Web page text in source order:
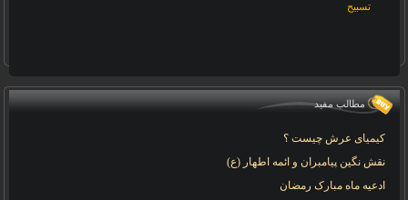
تسبیح
مطالب مفید
کیمیای عرش چیست ؟
نقش نگین پیامبران و ائمه اطهار (ع)
ادعیه ماه مبارک رمضان